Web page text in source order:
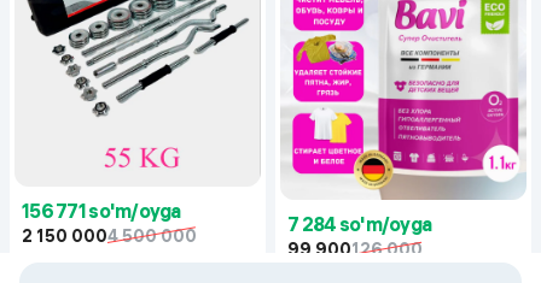
156 771 so'm/oyga
2 150 0004 500 000
7 284 so'm/oyga
99 900126 000